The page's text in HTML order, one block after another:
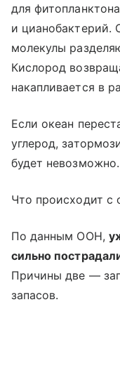
для
и цианобактерий.
молекулы
Кислород
накапливается в
Если океан
углерод,
будет невозможно.
Что происходит с
По данным ООН,
сильно
Причины две —
запасов.